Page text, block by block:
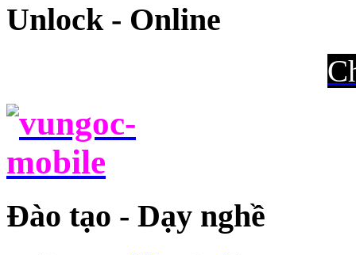
Unlock - Online
Đào tạo - Dạy nghề